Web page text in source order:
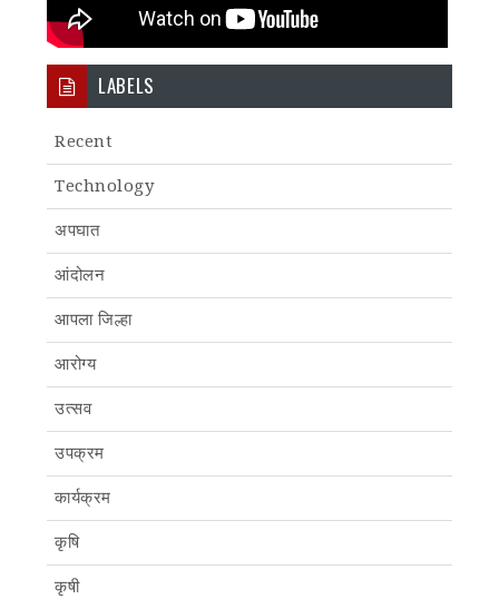
LABELS
Recent
Technology
अपघात
आंदोलन
आपला जिल्हा
आरोग्य
उत्सव
उपक्रम
कार्यक्रम
कृषि
कृषी